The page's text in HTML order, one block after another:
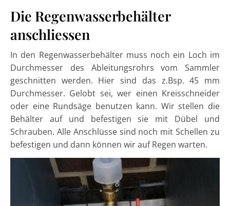
Die Regenwasserbehälter
anschliessen
In den Regenwasserbehälter muss noch ein Loch im
Durchmesser des Ableitungsrohrs vom Sammler
geschnitten werden. Hier sind das z.Bsp. 45 mm
Durchmesser. Gelobt sei, wer einen Kreisschneider
oder eine Rundsäge benutzen kann. Wir stellen die
Behälter auf und befestigen sie mit Dübel und
Schrauben. Alle Anschlüsse sind noch mit Schellen zu
befestigen und dann können wir auf Regen warten.